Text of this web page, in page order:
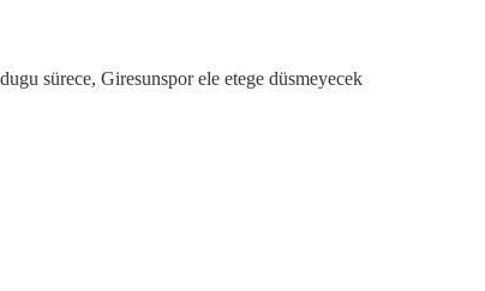
sürece, Giresunspor ele etege düsmeyecek